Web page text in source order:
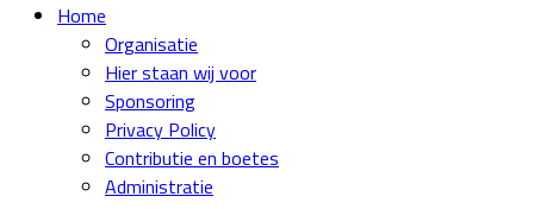
Home
Organisatie
Hier staan wij voor
Sponsoring
Privacy Policy
Contributie en boetes
Administratie